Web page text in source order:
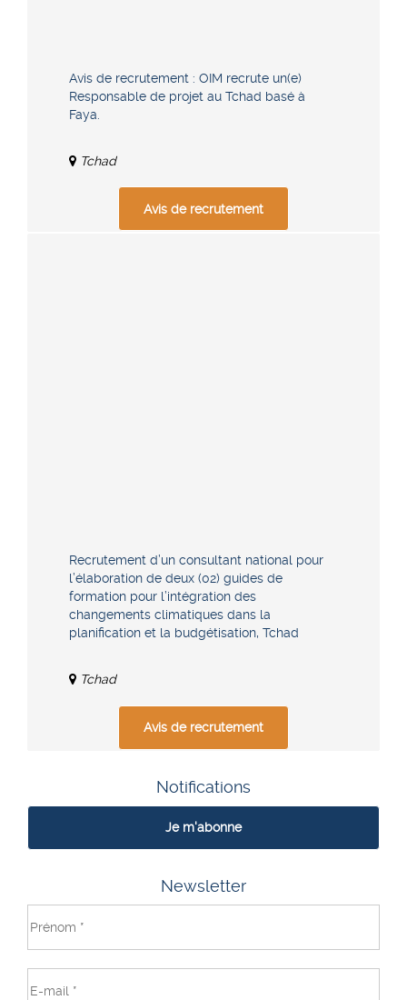
Avis de recrutement : OIM recrute un(e)
Responsable de projet au Tchad basé à
Faya.
Tchad
Avis de recrutement
Recrutement d’un consultant national pour
l’élaboration de deux (02) guides de
formation pour l’intégration des
changements climatiques dans la
planification et la budgétisation, Tchad
Tchad
Avis de recrutement
Notifications
Je m'abonne
Newsletter